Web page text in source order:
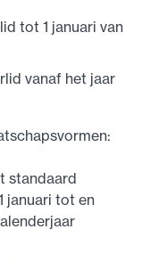
tot 1 januari van
vanaf het jaar
standaard
januari tot en